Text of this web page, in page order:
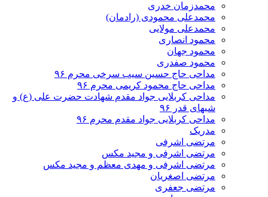
محمدزمان خدری
محمدعلی محمودی (رادمان)
محمدعلی مولایی
محمود انصاری
محمود جهان
محمود صفدری
مداحی حاج حسین سیب سرخی محرم ۹۶
مداحی حاج محمود کریمی محرم ۹۶
مداحی کربلایی جواد مقدم شهادت حضرت علی (ع) و
شبهای قدر ۹۶
مداحی کربلایی جواد مقدم محرم ۹۶
مدریک
مرتضی اشرفی
مرتضی اشرفی و مجید مکس
مرتضی اشرفی و مهدی معظم و مجید مکس
مرتضی اصغریان
مرتضی جعفری